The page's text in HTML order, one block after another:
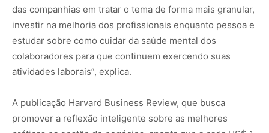
das companhias em tratar o tema de forma mais granular,
investir na melhoria dos profissionais enquanto pessoa e
estudar sobre como cuidar da saúde mental dos
colaboradores para que continuem exercendo suas
atividades laborais”, explica.
A publicação Harvard Business Review, que busca
promover a reflexão inteligente sobre as melhores